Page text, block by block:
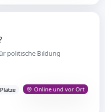
politische Bildung
Online und vor Ort